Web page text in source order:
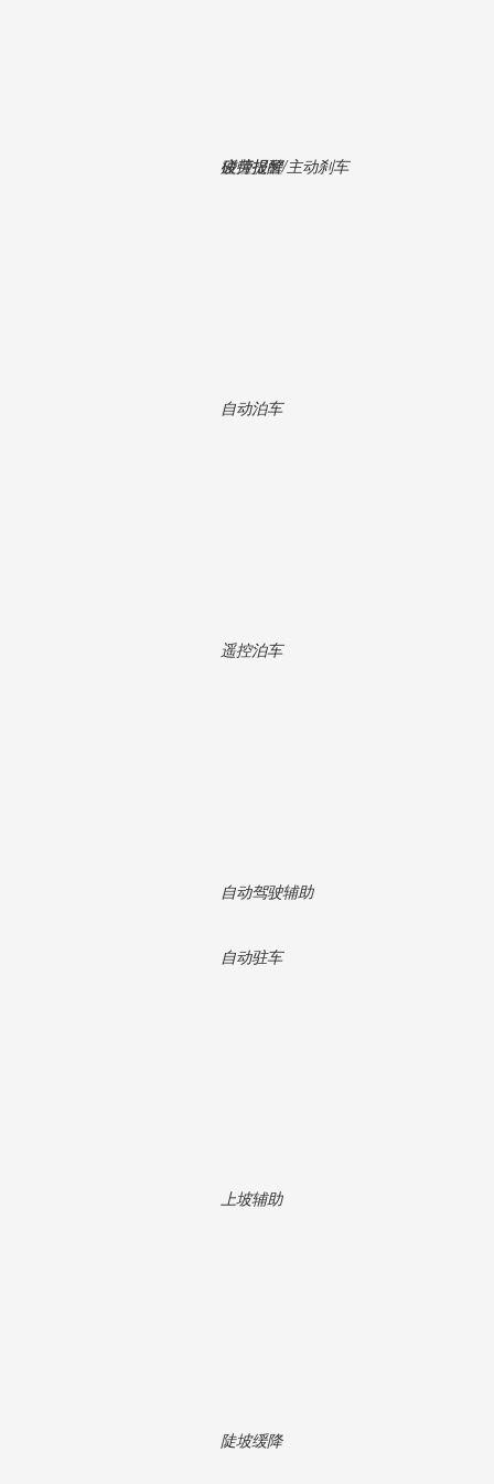
碰撞报警/主动刹车
疲劳提醒
自动泊车
遥控泊车
自动驾驶辅助
自动驻车
上坡辅助
陡坡缓降